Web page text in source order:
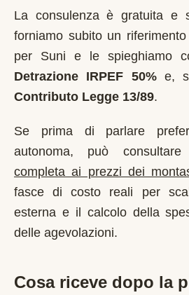
La consulenza è gratuita e
forniamo subito un
per Suni e le spieghiamo
Detrazione IRPEF 50%e,
Contributo Legge 13/89.
Se prima di parlare
autonoma, può
completa ai prezzi dei
fasce di costo reali per
esterna e il calcolo della
delle agevolazioni.
Cosa riceve dopo la